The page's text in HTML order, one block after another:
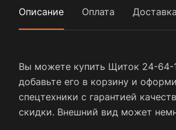
Описание Оплата Доставка
Вы можете купить Щиток 24-64-
добавьте его в корзину и
спецтехники с гарантией
скидки. Внешний вид может